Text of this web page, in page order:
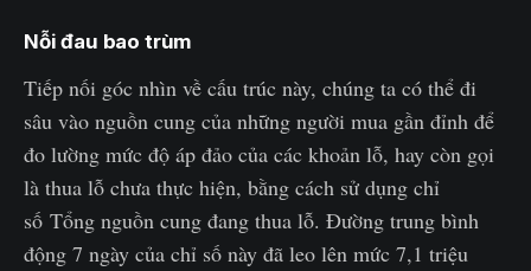
Nỗi đau bao trùm
Tiếp nối góc nhìn về cấu trúc này, chúng ta có thể đi
sâu vào nguồn cung của những người mua gần đỉnh để
đo lường mức độ áp đảo của các khoản lỗ, hay còn gọi
là thua lỗ chưa thực hiện, bằng cách sử dụng chỉ
số Tổng nguồn cung đang thua lỗ. Đường trung bình
động 7 ngày của chỉ số này đã leo lên mức 7,1 triệu